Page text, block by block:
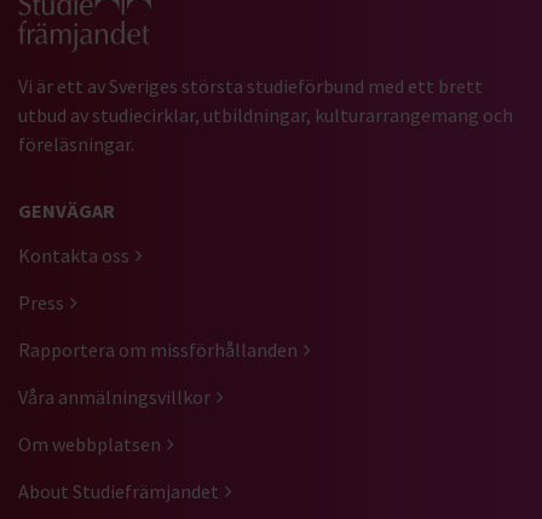
Vi är ett av Sveriges största studieförbund med ett brett
utbud av studiecirklar, utbildningar, kulturarrangemang och
föreläsningar.
GENVÄGAR
Kontakta oss
Press
Rapportera om missförhållanden
Våra anmälningsvillkor
Om webbplatsen
About Studiefrämjandet